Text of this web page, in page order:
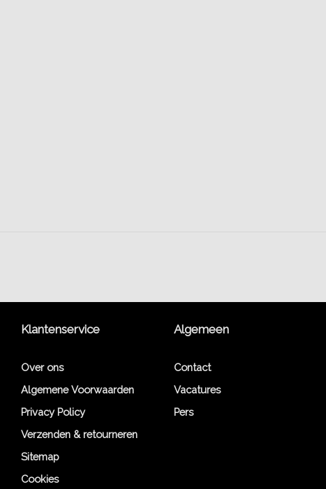
Klantenservice
Over ons
Algemene Voorwaarden
Privacy Policy
Verzenden & retourneren
Sitemap
Cookies
Algemeen
Contact
Vacatures
Pers